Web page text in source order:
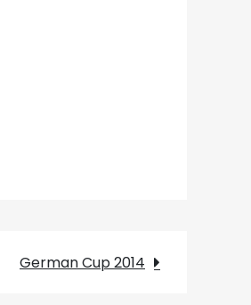
German Cup 2014